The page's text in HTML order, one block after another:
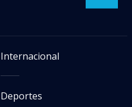
Internacional
Deportes